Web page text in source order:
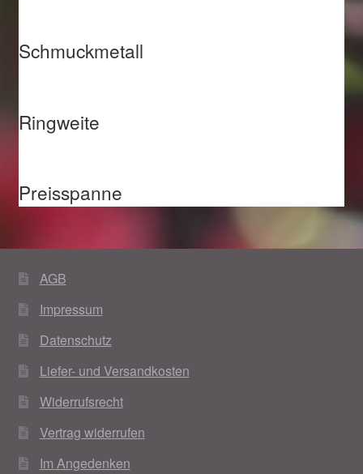
Schmuckmetall
Ringweite
Preisspanne
AGB
Impressum
Datenschutz
Liefer- und Versandkosten
Widerrufsrecht
Vertrag widerrufen
Im Angedenken